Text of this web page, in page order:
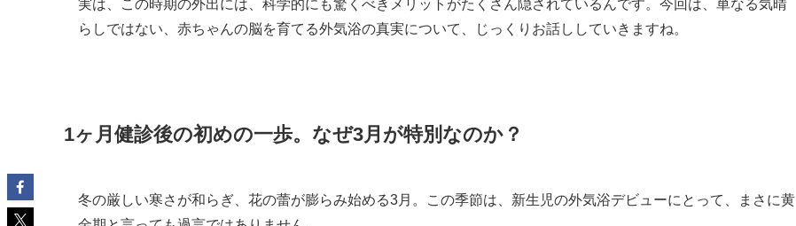
実は、この時期の外出には、科学的にも驚くべきメリットがたくさん隠されているんです。今回は、単なる気晴
らしではない、赤ちゃんの脳を育てる外気浴の真実について、じっくりお話ししていきますね。
1ヶ月健診後の初めの一歩。なぜ3月が特別なのか？
冬の厳しい寒さが和らぎ、花の蕾が膨らみ始める3月。この季節は、新生児の外気浴デビューにとって、まさに黄